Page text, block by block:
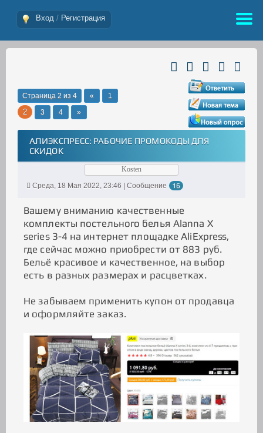
Вход / Регистрация
Страница 2 из 4 « 1
2 3 4 »
АЛИЭКСПРЕСС: РАБОЧИЕ ПРОМОКОДЫ ДЛЯ
СКИДОК
Kosten
Среда, 18 Мая 2022, 23:46 | Сообщение
16
Вашему вниманию качественные
комплекты постельного белья Alanna X
series 3-4 на интернет площадке AliExpress,
где сейчас можно приобрести от 883 руб.
Бельё красивое и качественное, на выбор
есть в разных размерах и расцветках.
Не забываем применить купон от продавца
и оформляйте заказ.